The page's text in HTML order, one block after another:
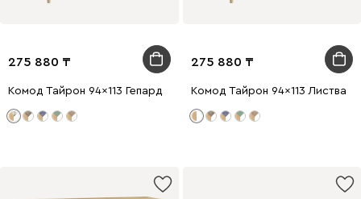
275 880
Комод Тайрон 94x113 Гепард
275 880
Комод Тайрон 94x113 Листва